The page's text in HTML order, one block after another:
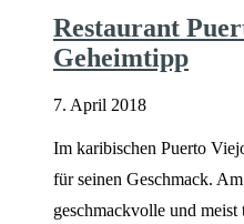
Restaurant
Geheimtipp
7. April 2018
Im karibischen Puerto
für seinen Geschmack.
geschmackvolle und